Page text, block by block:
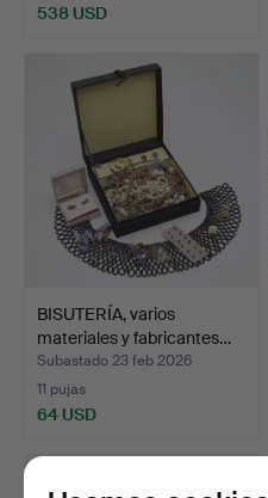
538 USD
BISUTERÍA, varios
materiales y fabricantes…
Subastado 23 feb 2026
11 pujas
64 USD